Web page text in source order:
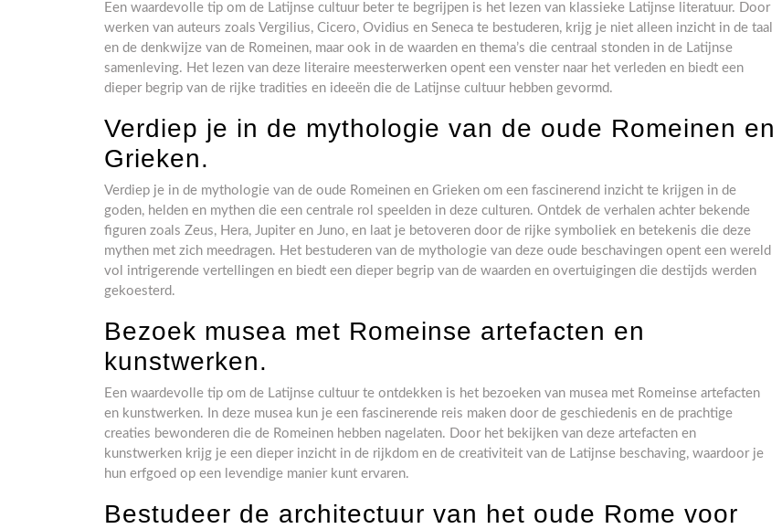
Een waardevolle tip om de Latijnse cultuur beter te begrijpen is het lezen van klassieke Latijnse literatuur. Door
werken van auteurs zoals Vergilius, Cicero, Ovidius en Seneca te bestuderen, krijg je niet alleen inzicht in de taal
en de denkwijze van de Romeinen, maar ook in de waarden en thema’s die centraal stonden in de Latijnse
samenleving. Het lezen van deze literaire meesterwerken opent een venster naar het verleden en biedt een
dieper begrip van de rijke tradities en ideeën die de Latijnse cultuur hebben gevormd.
Verdiep je in de mythologie van de oude Romeinen en
Grieken.
Verdiep je in de mythologie van de oude Romeinen en Grieken om een fascinerend inzicht te krijgen in de
goden, helden en mythen die een centrale rol speelden in deze culturen. Ontdek de verhalen achter bekende
figuren zoals Zeus, Hera, Jupiter en Juno, en laat je betoveren door de rijke symboliek en betekenis die deze
mythen met zich meedragen. Het bestuderen van de mythologie van deze oude beschavingen opent een wereld
vol intrigerende vertellingen en biedt een dieper begrip van de waarden en overtuigingen die destijds werden
gekoesterd.
Bezoek musea met Romeinse artefacten en
kunstwerken.
Een waardevolle tip om de Latijnse cultuur te ontdekken is het bezoeken van musea met Romeinse artefacten
en kunstwerken. In deze musea kun je een fascinerende reis maken door de geschiedenis en de prachtige
creaties bewonderen die de Romeinen hebben nagelaten. Door het bekijken van deze artefacten en
kunstwerken krijg je een dieper inzicht in de rijkdom en de creativiteit van de Latijnse beschaving, waardoor je
hun erfgoed op een levendige manier kunt ervaren.
Bestudeer de architectuur van het oude Rome voor